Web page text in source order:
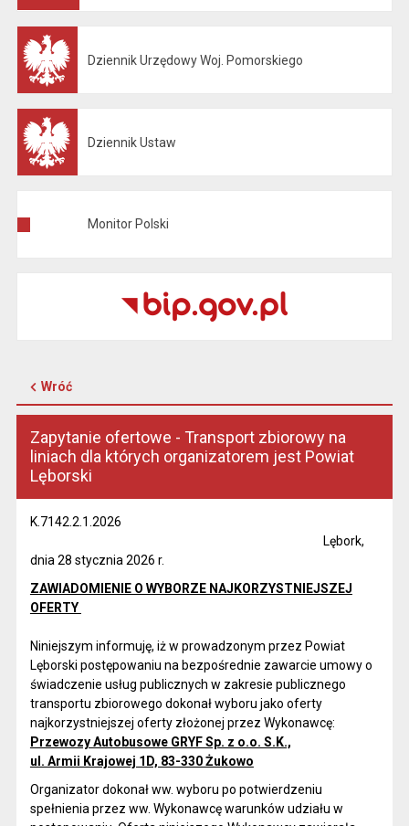
Dziennik Urzędowy Woj. Pomorskiego
Dziennik Ustaw
Monitor Polski
Wróć
Zapytanie ofertowe - Transport zbiorowy na
liniach dla których organizatorem jest Powiat
Lęborski
K.7142.2.1.2026
Lębork,
dnia 28 stycznia 2026 r.
ZAWIADOMIENIE O WYBORZE NAJKORZYSTNIEJSZEJ
OFERTY
Niniejszym informuję, iż w prowadzonym przez Powiat
Lęborski postępowaniu na bezpośrednie zawarcie umowy o
świadczenie usług publicznych w zakresie publicznego
transportu zbiorowego dokonał wyboru jako oferty
najkorzystniejszej oferty złożonej przez Wykonawcę:
Przewozy Autobusowe GRYF Sp. z o.o. S.K.,
ul. Armii Krajowej 1D, 83-330 Żukowo
Organizator dokonał ww. wyboru po potwierdzeniu
spełnienia przez ww. Wykonawcę warunków udziału w